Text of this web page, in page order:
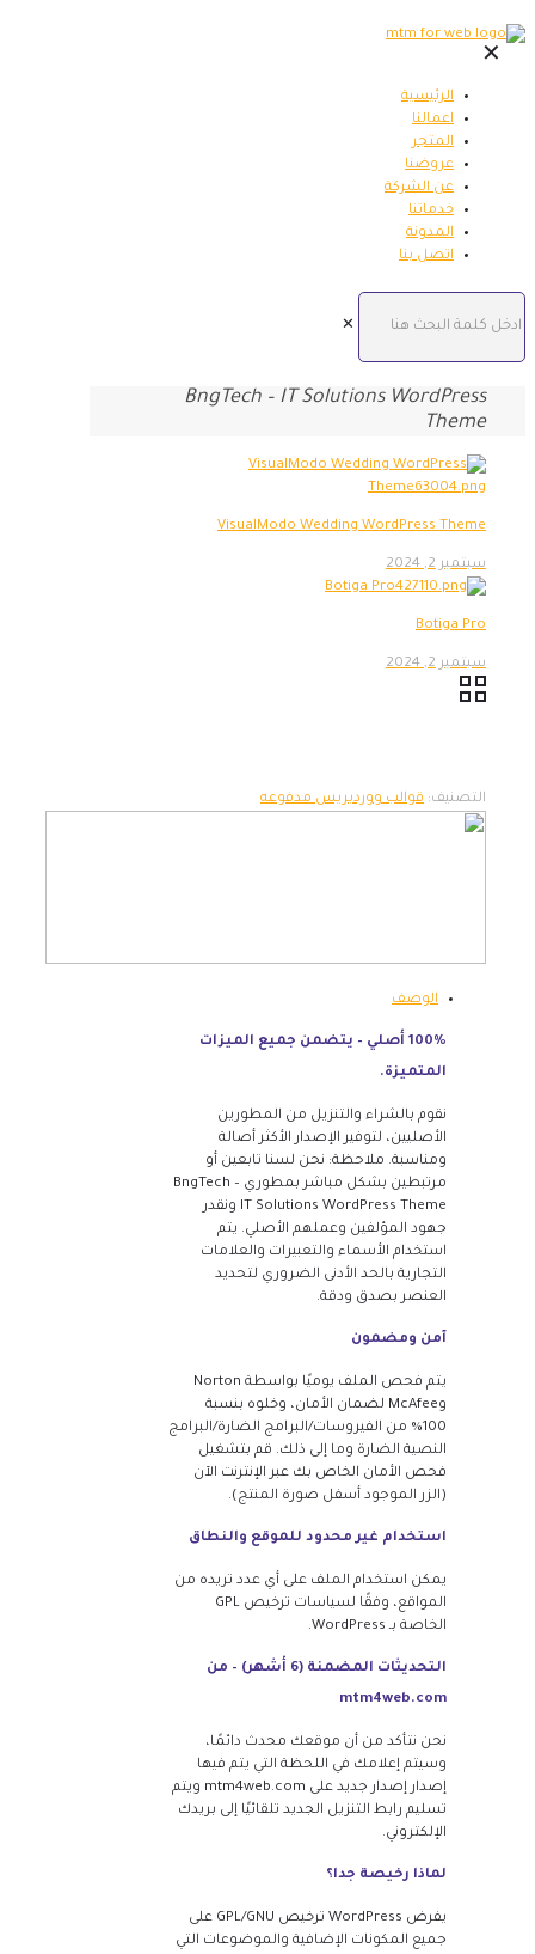
✕
الرئيسية
اعمالنا
المتجر
عروضنا
عن الشركة
خدماتنا
المدونة
اتصل بنا
✕
BngTech – IT Solutions WordPress
Theme
VisualModo Wedding WordPress Theme
سبتمبر 2, 2024
Botiga Pro
سبتمبر 2, 2024
التصنيف: قوالب ووردبريس مدفوعه
الوصف
100% أصلي – يتضمن جميع الميزات
المتميزة.
نقوم بالشراء والتنزيل من المطورين
الأصليين، لتوفير الإصدار الأكثر أصالة
ومناسبة. ملاحظة: نحن لسنا تابعين أو
مرتبطين بشكل مباشر بمطوري BngTech –
IT Solutions WordPress Theme ونقدر
جهود المؤلفين وعملهم الأصلي. يتم
استخدام الأسماء والتعبيرات والعلامات
التجارية بالحد الأدنى الضروري لتحديد
العنصر بصدق ودقة.
آمن ومضمون
يتم فحص الملف يوميًا بواسطة Norton
وMcAfee لضمان الأمان، وخلوه بنسبة
100% من الفيروسات/البرامج الضارة/البرامج
النصية الضارة وما إلى ذلك. قم بتشغيل
فحص الأمان الخاص بك عبر الإنترنت الآن
(الزر الموجود أسفل صورة المنتج).
استخدام غير محدود للموقع والنطاق
يمكن استخدام الملف على أي عدد تريده من
المواقع، وفقًا لسياسات ترخيص GPL
الخاصة بـ WordPress.
التحديثات المضمنة (6 أشهر) – من
mtm4web.com
نحن نتأكد من أن موقعك محدث دائمًا،
وسيتم إعلامك في اللحظة التي يتم فيها
إصدار إصدار جديد على mtm4web.com ويتم
تسليم رابط التنزيل الجديد تلقائيًا إلى بريدك
الإلكتروني.
لماذا رخيصة جدا؟
يفرض WordPress ترخيص GPL/GNU على
جميع المكونات الإضافية والموضوعات التي